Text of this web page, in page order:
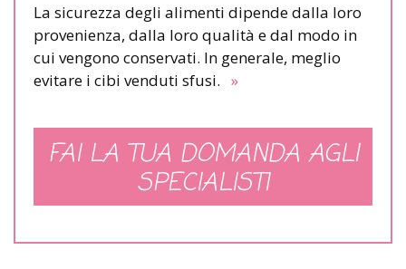
La sicurezza degli alimenti dipende dalla loro
provenienza, dalla loro qualità e dal modo in
cui vengono conservati. In generale, meglio
evitare i cibi venduti sfusi. »
FAI LA TUA DOMANDA AGLI
SPECIALISTI